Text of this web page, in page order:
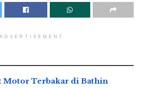
ADVERTISEMENT
Motor Terbakar di Bathin